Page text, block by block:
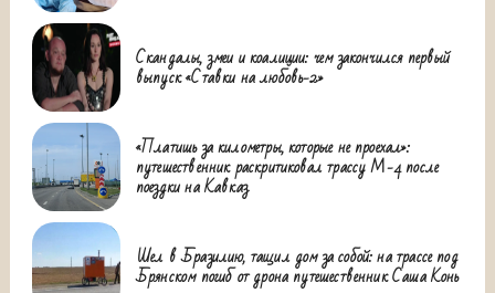
Скандалы, змеи и коалиции: чем закончился первый
выпуск «Ставки на любовь-2»
«Платишь за километры, которые не проехал»:
путешественник раскритиковал трассу М-4 после
поездки на Кавказ
Шел в Бразилию, тащил дом за собой: на трассе под
Брянском погиб от дрона путешественник Саша Конь